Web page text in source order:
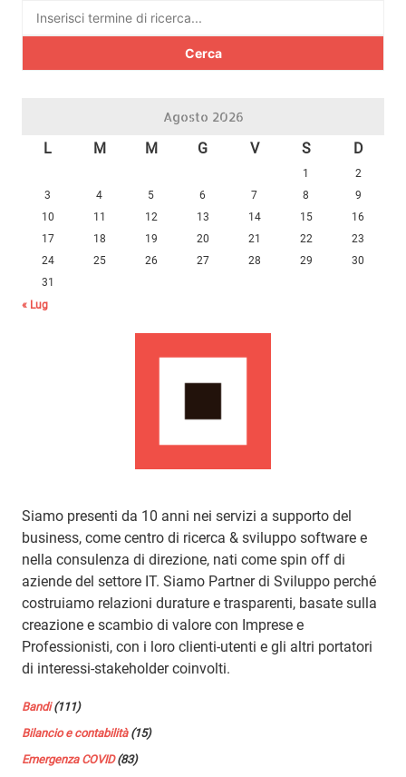
Ricerca
Agosto 2026
L M M G V S D
1
2
3
4 5 6 7 8
9
10
11 12 13 14 15
16
17
18 19 20 21 22
23
24
25 26 27 28 29
30
31
« Lug
Siamo presenti da 10 anni nei servizi a supporto del
business, come centro di ricerca & sviluppo software e
nella consulenza di direzione, nati come spin off di
aziende del settore IT. Siamo Partner di Sviluppo perché
costruiamo relazioni durature e trasparenti, basate sulla
creazione e scambio di valore con Imprese e
Professionisti, con i loro clienti-utenti e gli altri portatori
di interessi-stakeholder coinvolti.
Bandi(111)
Bilancio e contabilità(15)
Emergenza COVID(83)